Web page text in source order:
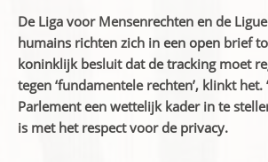
De Liga voor Mensenrechten en de
humains richten zich in een open brief
koninklijk besluit dat de tracking moet
tegen ‘fundamentele rechten’, klinkt het.
Parlement een wettelijk kader in te
is met het respect voor de privacy.